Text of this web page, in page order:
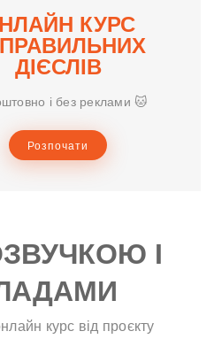
КУРС
ДІЄСЛІВ
і без реклами 🐱
Розпочати
І
курс від проєкту